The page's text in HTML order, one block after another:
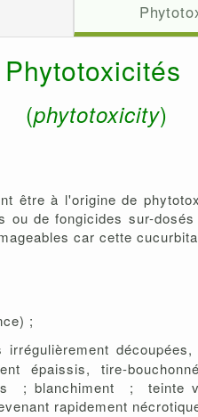
Phytotoxicités
(phytotoxicity)
être à l'origine de
de fongicides sur-
car cette
;
tire-
; blanchiment ; teinte
rapidement